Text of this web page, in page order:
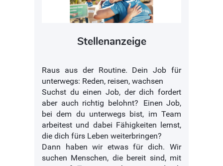
Stellenanzeige
Raus aus der Routine. Dein Job für
unterwegs: Reden, reisen, wachsen
Suchst du einen Job, der dich fordert
aber auch richtig belohnt? Einen Job,
bei dem du unterwegs bist, im Team
arbeitest und dabei Fähigkeiten lernst,
die dich fürs Leben weiterbringen?
Dann haben wir etwas für dich. Wir
suchen Menschen, die bereit sind, mit